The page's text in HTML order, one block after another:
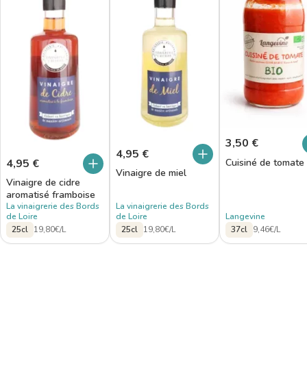
4,95 €
Vinaigre de cidre
aromatisé framboise
La vinaigrerie des Bords
de Loire
25cl 19,80€/L
4,95 €
Vinaigre de miel
La vinaigrerie des Bords
de Loire
25cl 19,80€/L
3,50 €
Cuisiné de tomate
Langevine
37cl 9,46€/L